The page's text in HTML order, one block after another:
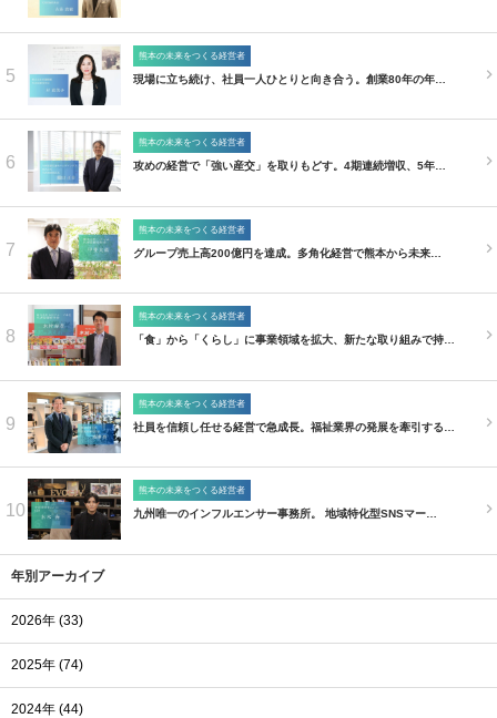
5
熊本の未来をつくる経営者
現場に立ち続け、社員一人ひとりと向き合う。創業80年の年…
6
熊本の未来をつくる経営者
攻めの経営で「強い産交」を取りもどす。4期連続増収、5年…
7
熊本の未来をつくる経営者
グループ売上高200億円を達成。多角化経営で熊本から未来…
8
熊本の未来をつくる経営者
「食」から「くらし」に事業領域を拡大、新たな取り組みで持…
9
熊本の未来をつくる経営者
社員を信頼し任せる経営で急成長。福祉業界の発展を牽引する…
10
熊本の未来をつくる経営者
九州唯一のインフルエンサー事務所。 地域特化型SNSマー…
年別アーカイブ
2026年 (33)
2025年 (74)
2024年 (44)